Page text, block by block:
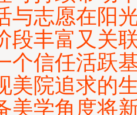
与志愿在阳
段丰富又关
个信任活跃
美院追求的
美学角度将